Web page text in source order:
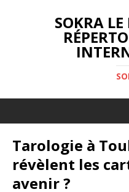
SOKRA
Tarologie à
révèlent les
avenir ?